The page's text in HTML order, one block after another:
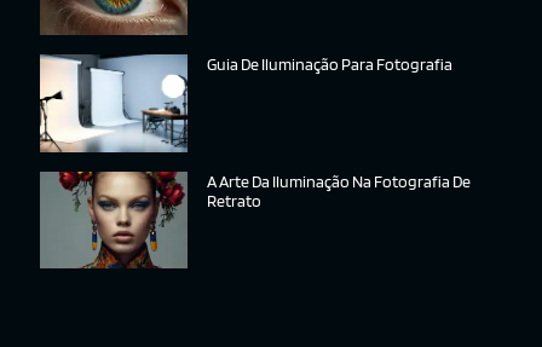
Guia De Iluminação Para Fotografia
A Arte Da Iluminação Na Fotografia De
Retrato